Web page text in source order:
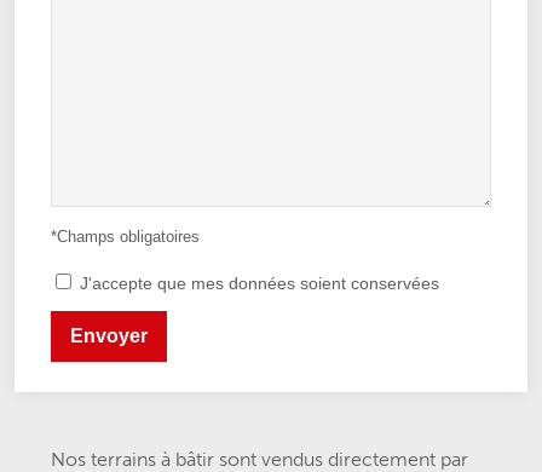
J'accepte que mes données soient conservées
Nos terrains à bâtir sont vendus directement par